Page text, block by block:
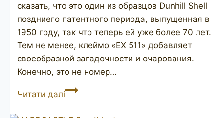
сказать, что это один из образцов Dunhill Shell
поздниего патентного периода, выпущенная в
1950 году, так что теперь ей уже более 70 лет.
Тем не менее, клеймо «EX 511» добавляет
своеобразной загадочности и очарования.
Конечно, это не номер…
Читати даліDUNHILL
116